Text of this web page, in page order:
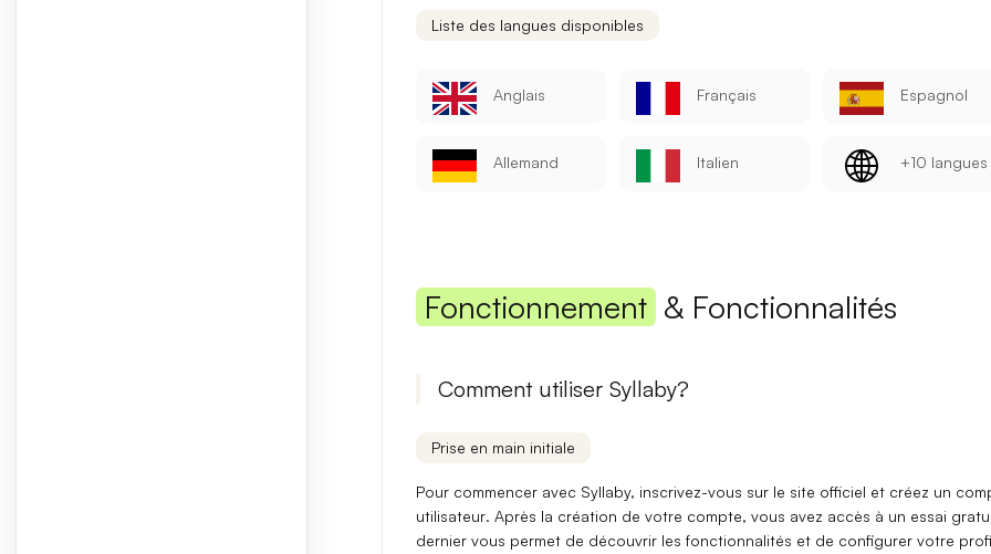
Se souvenir de moi
Liste des langues disponibles
Anglais Français Espagnol
Allemand Italien +10 langues
Fonctionnement & Fonctionnalités
Comment utiliser Syllaby?
Prise en main initiale
Pour commencer avec Syllaby, inscrivez-vous sur le site officiel et créez un
utilisateur. Après la création de votre compte, vous avez accès à un essai
dernier vous permet de découvrir les fonctionnalités et de configurer votre